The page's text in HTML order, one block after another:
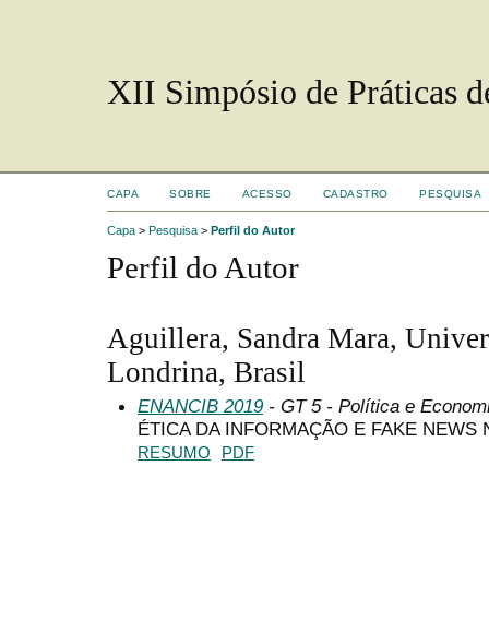
XII Simpósio de Práticas
CAPA SOBRE ACESSO CADASTRO PESQUISA
Capa > Pesquisa > Perfil do Autor
Perfil do Autor
Aguillera, Sandra Mara,
Londrina, Brasil
ENANCIB 2019 - GT 5 - Política e
ÉTICA DA INFORMAÇÃO E FAKE
RESUMO PDF